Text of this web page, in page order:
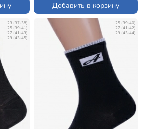
Добавить в корзину
23 (37-38)
25 (39-41)
27 (41-43)
29 (43-45)
25 (39-40)
27 (41-42)
29 (43-44)